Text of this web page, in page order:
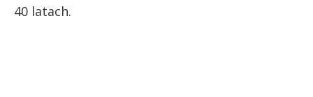
40 latach.